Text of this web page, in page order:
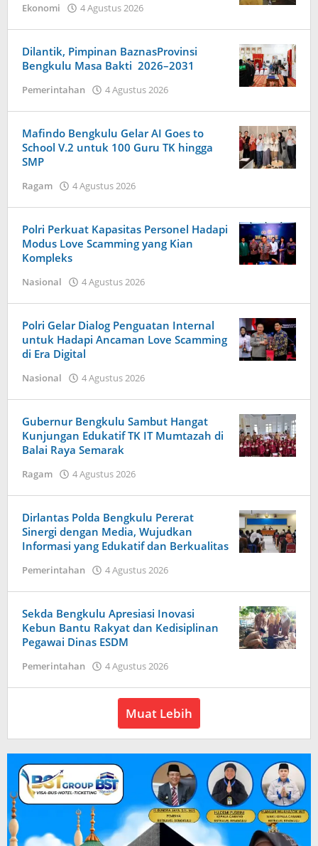
Ekonomi 4 Agustus 2026
Harapan
Baru
News
Dilantik, Pimpinan BaznasProvinsi
Bengkulu Masa Bakti 2026–2031
Pemerintahan 4 Agustus 2026
Harapan
Baru
News
Mafindo Bengkulu Gelar AI Goes to
School V.2 untuk 100 Guru TK hingga
SMP
Ragam 4 Agustus 2026
Harapan
Baru
Polri Perkuat Kapasitas Personel Hadapi
Modus Love Scamming yang Kian
Kompleks
Nasional 4 Agustus 2026
Harapan
Baru
Polri Gelar Dialog Penguatan Internal
untuk Hadapi Ancaman Love Scamming
di Era Digital
Nasional 4 Agustus 2026
Harapan
Baru
News
Gubernur Bengkulu Sambut Hangat
Kunjungan Edukatif TK IT Mumtazah di
Balai Raya Semarak
Ragam 4 Agustus 2026
Harapan
Baru
News
Dirlantas Polda Bengkulu Pererat
Sinergi dengan Media, Wujudkan
Informasi yang Edukatif dan Berkualitas
Pemerintahan 4 Agustus 2026
Harapan
Baru
News
Sekda Bengkulu Apresiasi Inovasi
Kebun Bantu Rakyat dan Kedisiplinan
Pegawai Dinas ESDM
Pemerintahan 4 Agustus 2026
Harapan
News
Muat Lebih